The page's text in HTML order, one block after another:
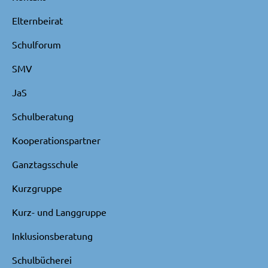
Elternbeirat
Schulforum
SMV
JaS
Schulberatung
Kooperationspartner
Ganztagsschule
Kurzgruppe
Kurz- und Langgruppe
Inklusionsberatung
Schulbücherei